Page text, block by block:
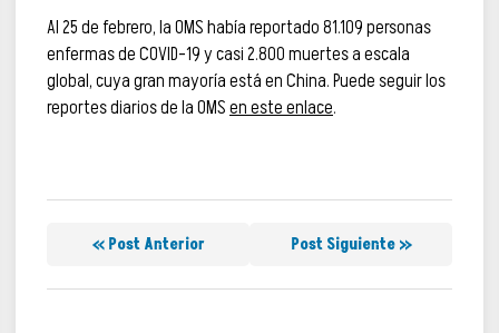
Al 25 de febrero, la OMS había reportado 81.109 personas
enfermas de COVID-19 y casi 2.800 muertes a escala
global, cuya gran mayoría está en China. Puede seguir los
reportes diarios de la OMSen este enlace.
« Post Anterior Post Siguiente »